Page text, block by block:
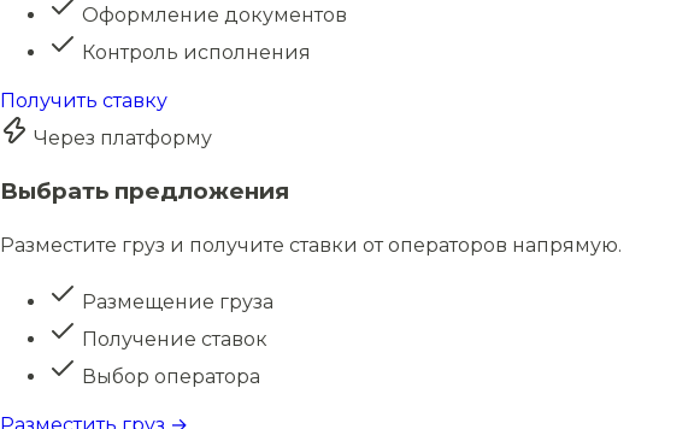
Оформление документов
Контроль исполнения
Получить ставку
Через платформу
Выбрать предложения
Разместите груз и получите ставки от операторов напрямую.
Размещение груза
Получение ставок
Выбор оператора